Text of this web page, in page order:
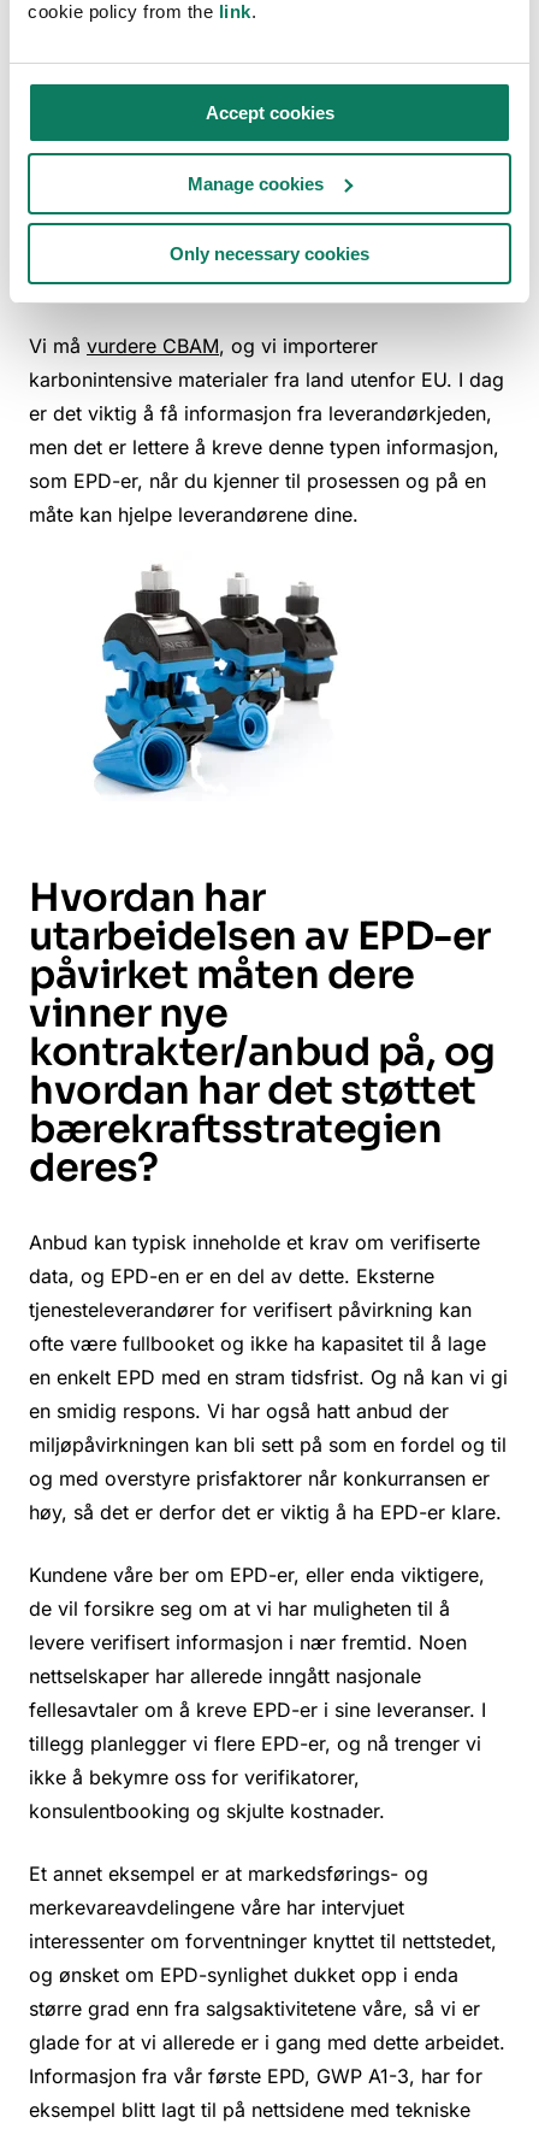
cookie policy from the link.
Accept cookies
Manage cookies
Only necessary cookies
levetid har stor innvirkning, og at vi bør fokusere
Apropos anbud, hvordan
forholder dere dere til EUs CBAM
(Carbon Border Adjustment
Mechanism)?
Vi må vurdere CBAM, og vi importerer
karbonintensive materialer fra land utenfor EU. I dag
er det viktig å få informasjon fra leverandørkjeden,
men det er lettere å kreve denne typen informasjon,
som EPD-er, når du kjenner til prosessen og på en
måte kan hjelpe leverandørene dine.
Hvordan har
utarbeidelsen av EPD-er
påvirket måten dere
vinner nye
kontrakter/anbud på, og
hvordan har det støttet
bærekraftsstrategien
deres?
Anbud kan typisk inneholde et krav om verifiserte
data, og EPD-en er en del av dette. Eksterne
tjenesteleverandører for verifisert påvirkning kan
ofte være fullbooket og ikke ha kapasitet til å lage
en enkelt EPD med en stram tidsfrist. Og nå kan vi gi
en smidig respons. Vi har også hatt anbud der
miljøpåvirkningen kan bli sett på som en fordel og til
og med overstyre prisfaktorer når konkurransen er
høy, så det er derfor det er viktig å ha EPD-er klare.
Kundene våre ber om EPD-er, eller enda viktigere,
de vil forsikre seg om at vi har muligheten til å
levere verifisert informasjon i nær fremtid. Noen
nettselskaper har allerede inngått nasjonale
fellesavtaler om å kreve EPD-er i sine leveranser. I
tillegg planlegger vi flere EPD-er, og nå trenger vi
ikke å bekymre oss for verifikatorer,
konsulentbooking og skjulte kostnader.
Et annet eksempel er at markedsførings- og
merkevareavdelingene våre har intervjuet
interessenter om forventninger knyttet til nettstedet,
og ønsket om EPD-synlighet dukket opp i enda
større grad enn fra salgsaktivitetene våre, så vi er
glade for at vi allerede er i gang med dette arbeidet.
Informasjon fra vår første EPD, GWP A1-3, har for
eksempel blitt lagt til på nettsidene med tekniske